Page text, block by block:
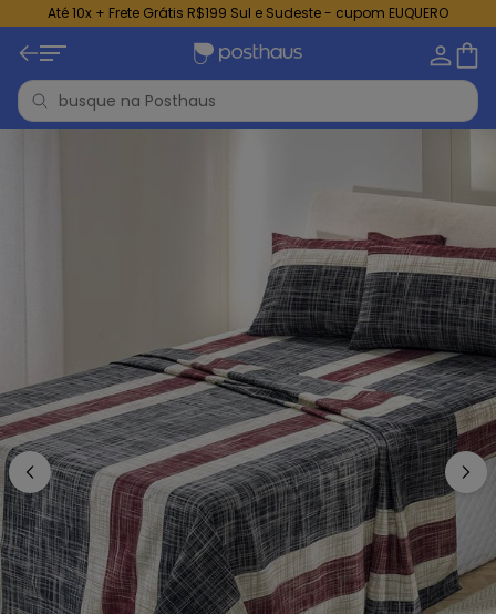
Até 10x + Frete Grátis R$199 Sul e Sudeste - cupom EUQUERO